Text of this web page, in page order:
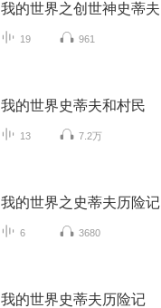
我的世界之创世神史蒂夫
19 961
我的世界史蒂夫和村民
13 7.2万
我的世界之史蒂夫历险记
6 3680
我的世界史蒂夫历险记